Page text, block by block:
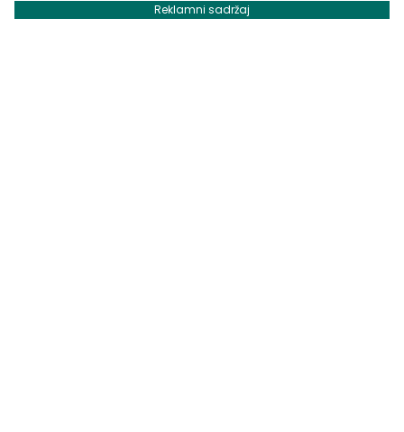
Reklamni sadržaj